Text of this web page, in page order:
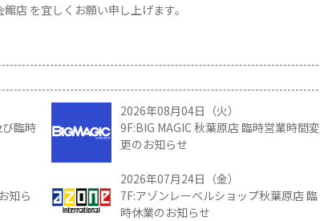
店 を宜しくお願い申し上げます。
臨時
2026年08月04日（火）
9F:BIG MAGIC 秋葉原店 臨時営業時間変
更のお知らせ
知ら
2026年07月24日（金）
7F:アゾンレーベルショップ秋葉原店 臨
時休業のお知らせ